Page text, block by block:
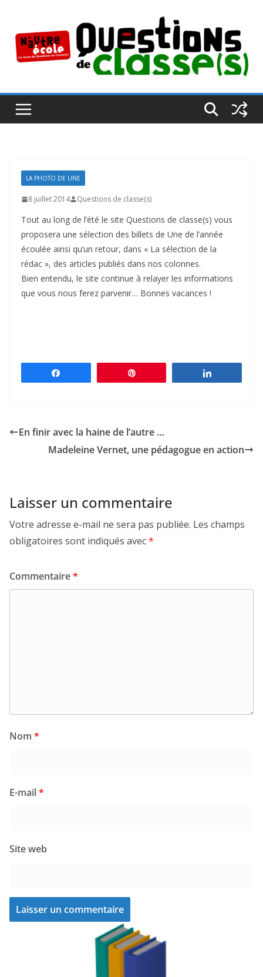
contenu
LA PHOTO DE UNE
8 juillet 2014 Questions de classe(s)
Tout au long de l’été le site Questions de classe(s) vous
proposera une sélection des billets de Une de l’année
écoulée ainsi qu’un retour, dans « La sélection de la
rédac », des articles publiés dans nos colonnes.
Bien entendu, le site continue à relayer les informations
que vous nous ferez parvenir… Bonnes vacances !
En finir avec la haine de l’autre …
Madeleine Vernet, une pédagogue en action
Laisser un commentaire
Votre adresse e-mail ne sera pas publiée. Les champs
obligatoires sont indiqués avec*
Commentaire*
Nom *
E-mail*
Site web